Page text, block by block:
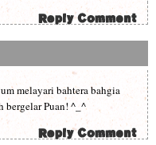
melayari bahtera bahgia
bergelar Puan! ^_^